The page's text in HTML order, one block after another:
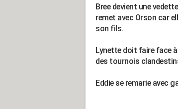
Bree devient une
remet avec Orson car
son fils.
Lynette doit faire face
des tournois
Eddie se remarie avec